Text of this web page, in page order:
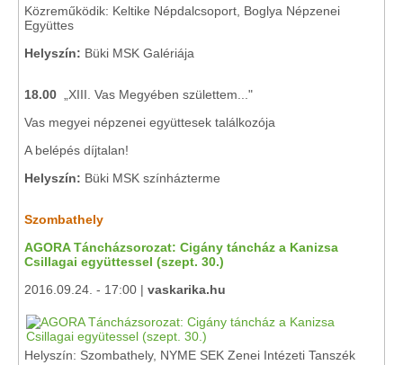
Közreműködik: Keltike Népdalcsoport, Boglya Népzenei
Együttes
Helyszín: Büki MSK Galériája
18.00 „XIII. Vas Megyében születtem..."
Vas megyei népzenei együttesek találkozója
A belépés díjtalan!
Helyszín: Büki MSK színházterme
Szombathely
AGORA Táncházsorozat: Cigány táncház a Kanizsa
Csillagai együttessel (szept. 30.)
2016.09.24. - 17:00 | vaskarika.hu
Helyszín: Szombathely, NYME SEK Zenei Intézeti Tanszék